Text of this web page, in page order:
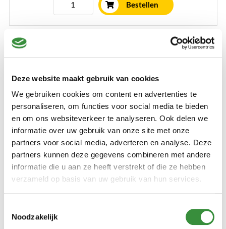
Deze website maakt gebruik van cookies
We gebruiken cookies om content en advertenties te
personaliseren, om functies voor social media te bieden
en om ons websiteverkeer te analyseren. Ook delen we
informatie over uw gebruik van onze site met onze
partners voor social media, adverteren en analyse. Deze
partners kunnen deze gegevens combineren met andere
informatie die u aan ze heeft verstrekt of die ze hebben
verzameld op basis van uw gebruik van hun services.
Noodzakelijk
Bestellen
Gesneden Jong Belegen
Heerlijke in plakken gesneden jong belegen kaas. Ideaal als
u er niet van houdt om zelf aan de slag te gaan met de
kaasschaaf. De plakken zijn zo gesneden dat u ze meteen uit